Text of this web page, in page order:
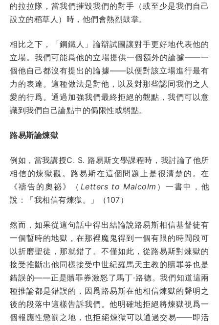
的拉拉隊，當我們摧毀我們的對手（或至少是我們自己
設立的稻草人）時，他們會熱烈鼓掌。
相比之下，「鋼鐵人」論辯試圖讓對手更好地代表他的
立場。我們可能爲他的立場提供一個額外的論據——一
個他自己都沒有提出的論據——以便對該立場進行最有
力的表達。這種做法是對他，以及對那些認同我們之人
愛的行爲。通過加強我們最終拒絕的觀點，我們可以意
識到我們自己論點中的侷限性或弱點。
路易斯論煉獄
例如，當我講授C. S. 路易斯文學課程時，我討論了他所
相信的煉獄觀。路易斯在這個問題上是很清楚的。在
《禱告的奧祕》（ Letters to Malcolm ）一書中，他
說：「我相信有煉獄。」（107）
然而，如果從這句話中得出結論說路易斯相信基督徒有
一個暫時的地獄，在那裡魔鬼得到一個有限的時間段可
以折磨聖徒，那就錯了。不僅如此，從路易斯對煉獄的
接受推斷出他同樣接受中世紀羅馬天主教的贖罪券也是
錯誤的——正是贖罪券激怒了馬丁·路德。我們知道這兩
種推論都是錯誤的，因爲路易斯在他相信煉獄的聲明之
後的段落中這樣告訴我們。他明確地拒絕將煉獄視爲一
個報應性懲罰之地，也拒絕煉獄可以通過交易——即活